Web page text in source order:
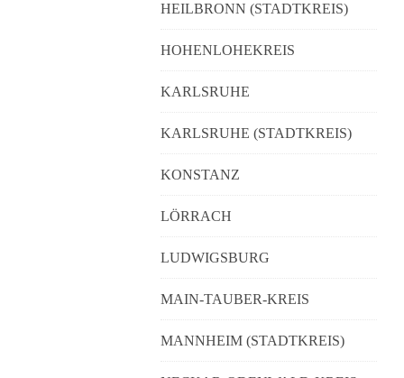
HEILBRONN (STADTKREIS)
HOHENLOHEKREIS
KARLSRUHE
KARLSRUHE (STADTKREIS)
KONSTANZ
LÖRRACH
LUDWIGSBURG
MAIN-TAUBER-KREIS
MANNHEIM (STADTKREIS)